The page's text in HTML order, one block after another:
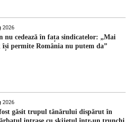
2026
nu cedează în fața sindicatelor: „Mai
își permite România nu putem da”
2026
găsit trupul tânărului dispărut în